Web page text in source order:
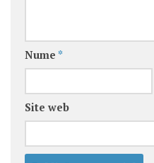
Nume *
Site web